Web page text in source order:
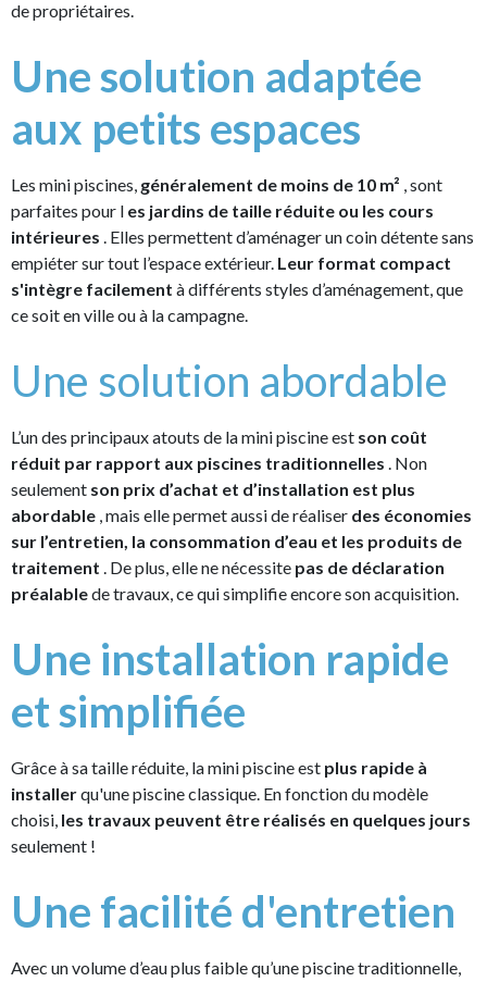
de propriétaires.
Une solution adaptée
aux petits espaces
Les mini piscines, généralement de moins de 10 m² , sont
parfaites pour l es jardins de taille réduite ou les cours
intérieures . Elles permettent d’aménager un coin détente sans
empiéter sur tout l’espace extérieur. Leur format compact
s'intègre facilement à différents styles d’aménagement, que
ce soit en ville ou à la campagne.
Une solution abordable
L’un des principaux atouts de la mini piscine est son coût
réduit par rapport aux piscines traditionnelles . Non
seulement son prix d’achat et d’installation est plus
abordable , mais elle permet aussi de réaliser des économies
sur l’entretien, la consommation d’eau et les produits de
traitement . De plus, elle ne nécessite pas de déclaration
préalablede travaux, ce qui simplifie encore son acquisition.
Une installation rapide
et simplifiée
Grâce à sa taille réduite, la mini piscine est plus rapide à
installerqu'une piscine classique. En fonction du modèle
choisi, les travaux peuvent être réalisés en quelques jours
seulement !
Une facilité d'entretien
Avec un volume d’eau plus faible qu’une piscine traditionnelle,